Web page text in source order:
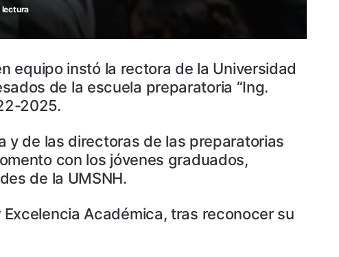
equipo instó la rectora de la Universidad
de la escuela preparatoria “Ing.
2025.
y de las directoras de las preparatorias
con los jóvenes graduados,
de la UMSNH.
Académica, tras reconocer su